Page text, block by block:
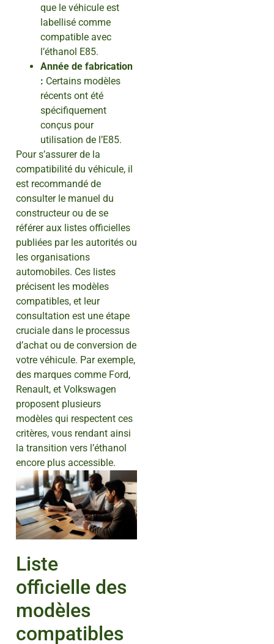
que le véhicule est
labellisé comme
compatible avec
l’éthanol E85.
Année de fabrication
: Certains modèles
récents ont été
spécifiquement
conçus pour
utilisation de l’E85.
Pour s’assurer de la
compatibilité du véhicule, il
est recommandé de
consulter le manuel du
constructeur ou de se
référer aux listes officielles
publiées par les autorités ou
les organisations
automobiles. Ces listes
précisent les modèles
compatibles, et leur
consultation est une étape
cruciale dans le processus
d’achat ou de conversion de
votre véhicule. Par exemple,
des marques comme Ford,
Renault, et Volkswagen
proposent plusieurs
modèles qui respectent ces
critères, vous rendant ainsi
la transition vers l’éthanol
encore plus accessible.
Liste
officielle des
modèles
compatibles